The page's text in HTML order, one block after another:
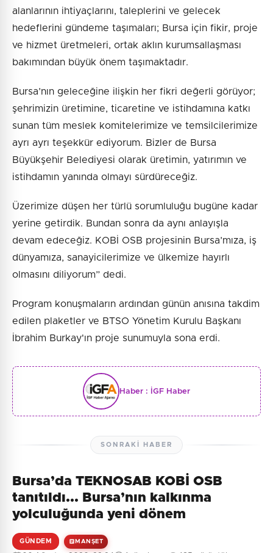
alanlarının ihtiyaçlarını, taleplerini ve gelecek
hedeflerini gündeme taşımaları; Bursa için fikir, proje
ve hizmet üretmeleri, ortak aklın kurumsallaşması
bakımından büyük önem taşımaktadır.
Bursa’nın geleceğine ilişkin her fikri değerli görüyor;
şehrimizin üretimine, ticaretine ve istihdamına katkı
sunan tüm meslek komitelerimize ve temsilcilerimize
ayrı ayrı teşekkür ediyorum. Bizler de Bursa
Büyükşehir Belediyesi olarak üretimin, yatırımın ve
istihdamın yanında olmayı sürdüreceğiz.
Üzerimize düşen her türlü sorumluluğu bugüne kadar
yerine getirdik. Bundan sonra da aynı anlayışla
devam edeceğiz. KOBİ OSB projesinin Bursa’mıza, iş
dünyamıza, sanayicilerimize ve ülkemize hayırlı
olmasını diliyorum” dedi.
Program konuşmaların ardından günün anısına takdim
edilen plaketler ve BTSO Yönetim Kurulu Başkanı
İbrahim Burkay'ın proje sunumuyla sona erdi.
Haber : İGF Haber
SONRAKI HABER
Bursa’da TEKNOSAB KOBİ OSB
tanıtıldı... Bursa’nın kalkınma
yolculuğunda yeni dönem
GÜNDEM MANŞET